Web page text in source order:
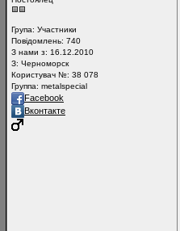
Група: Участники
Повідомлень: 740
З нами з: 16.12.2010
З: Черноморск
Користувач №: 38 078
Группа: metalspecial
Facebook
Вконтакте